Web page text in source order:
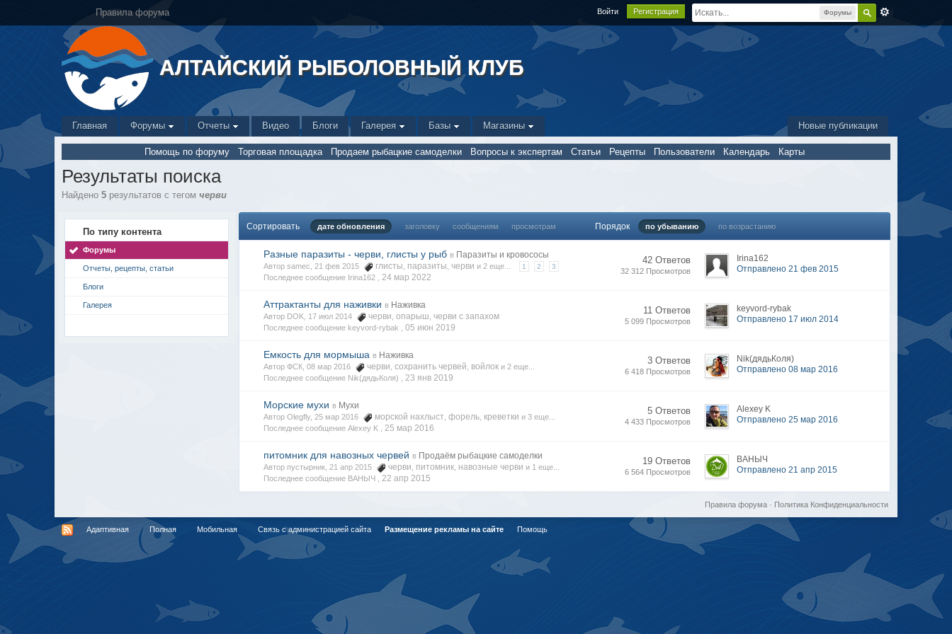
Форумы
Правила форума Войти Регистрация
АЛТАЙСКИЙ РЫБОЛОВНЫЙ КЛУБ
Новые публикации
Главная Форумы Отчеты Видео Блоги Галерея Базы Магазины
Помощь по форуму Торговая площадка Продаем рыбацкие самоделки Вопросы к экспертам Статьи Рецепты Пользователи Календарь Карты
Результаты поиска
Найдено5 результатов с тегомчерви
По типу контента
Форумы
Отчеты, рецепты, статьи
Блоги
Галерея
Сортировать дате обновления заголовку сообщениям просмотрам Порядок по убыванию по возрастанию
Разные паразиты - черви, глисты у рыб в Паразиты и кровососы
Автор samec, 21 фев 2015 глисты паразиты ,черви и 2 еще... 1 2 3
Последнее сообщение Irina162 , 24 мар 2022
42 Ответов
32 312 Просмотров
Irina162
Отправлено 21 фев 2015
Аттрактанты для наживки в Наживка
Автор DOK, 17 июл 2014 черви ,опарыш ,черви с запахом
Последнее сообщение keyvord-rybak ,05 июн 2019
11 Ответов
5 099 Просмотров
keyvord-rybak
Отправлено 17 июл 2014
Емкость для мормыша в Наживка
Автор ФСК, 08 мар 2016 черви ,сохранить червей войлок и 2 еще...
Последнее сообщение Nik(дядьКоля) , 23 янв 2019
3 Ответов
6 418 Просмотров
Nik(дядьКоля)
Отправлено 08 мар 2016
Морские мухи в Мухи
Автор Olegfly, 25 мар 2016 морской нахлыст ,форель креветки и 3 еще...
Последнее сообщение Alexey K , 25 мар 2016
5 Ответов
4 433 Просмотров
Alexey K
Отправлено 25 мар 2016
питомник для навозных червей в Продаём рыбацкие самоделки
Автор пустырник, 21 апр 2015 черви питомник навозные черви и 1 еще...
Последнее сообщение ВАНЫЧ , 22 апр 2015
19 Ответов
6 564 Просмотров
ВАНЫЧ
Отправлено 21 апр 2015
Политика Конфиденциальности
Правила форума·
Адаптивная Полная Мобильная Связь с администрацией сайта Размещение рекламы на сайте Помощь